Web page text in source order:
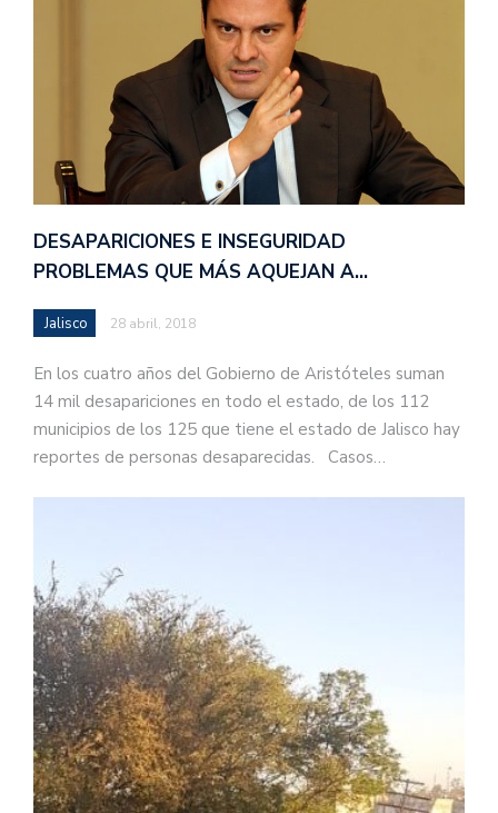
DESAPARICIONES E INSEGURIDAD
PROBLEMAS QUE MÁS AQUEJAN A…
Jalisco 28 abril, 2018
En los cuatro años del Gobierno de Aristóteles suman
14 mil desapariciones en todo el estado, de los 112
municipios de los 125 que tiene el estado de Jalisco hay
reportes de personas desaparecidas. Casos…